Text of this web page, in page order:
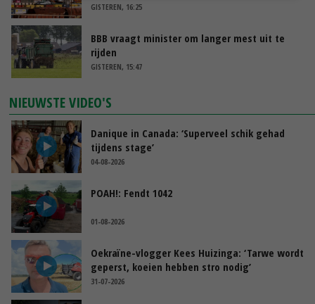
GISTEREN, 16:25
BBB vraagt minister om langer mest uit te
rijden
GISTEREN, 15:47
NIEUWSTE VIDEO'S
Danique in Canada: ‘Superveel schik gehad
tijdens stage’
04-08-2026
POAH!: Fendt 1042
01-08-2026
Oekraïne-vlogger Kees Huizinga: ‘Tarwe wordt
geperst, koeien hebben stro nodig’
31-07-2026